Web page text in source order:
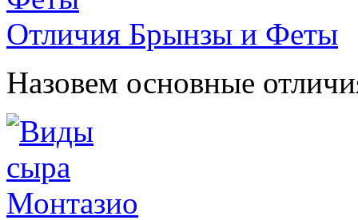
Отличия Брынзы и Феты
Назовем основные